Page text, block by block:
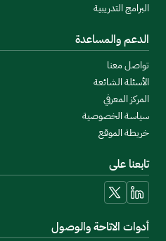
البرامج التدريبية
الدعم والمساعدة
تواصل معنا
الأسئلة الشائعة
المركز المعرفي
سياسة الخصوصية
خريطة الموقع
تابعنا على
linkedin
x
أدوات الاتاحة والوصول